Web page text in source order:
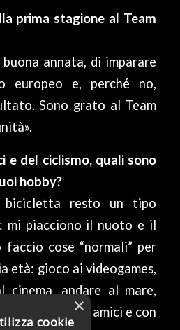
prima stagione al Team
annata, di imparare
europeo e, perché no,
Sono grato al Team
e del ciclismo, quali sono
hobby?
bicicletta resto un tipo
mi piacciono il nuoto e il
cose “normali” per
età: gioco ai videogames,
cinema, andare al mare,
con gli amici e con
×
cookie